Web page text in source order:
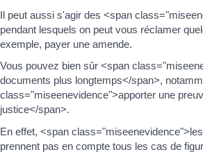
Il peut aussi s'agir des <span
pendant lesquels on peut vous réclamer
exemple, payer une amende.
Vous pouvez bien sûr <span
documents plus longtemps</span>,
class="miseenevidence">apporter une
justice</span>.
En effet, <span
prennent pas en compte tous les cas de